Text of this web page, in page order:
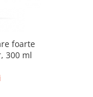
foarte
300 ml